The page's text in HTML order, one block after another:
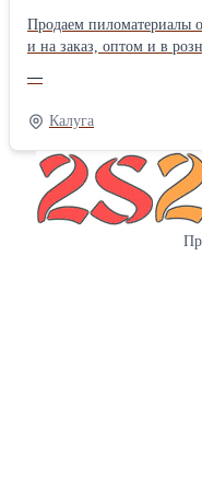
стоимость можно узнать
Складской, 6. Как к нам
Тепличный центр Абакан.
Продаем пиломатериалы
и на заказ, оптом и в
ул.Зерновая,10а., въезд
—
Калуга